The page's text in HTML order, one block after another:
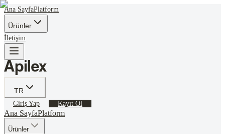
Ana SayfaPlatform
Ürünler
İletişim
TR
Giriş Yap Kayıt Ol
Ana SayfaPlatform
Ürünler